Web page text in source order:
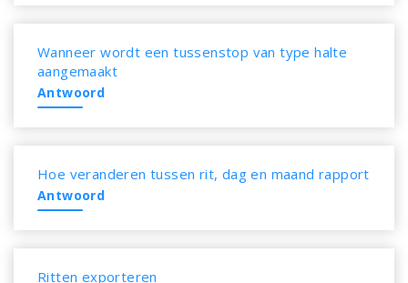
Wanneer wordt een tussenstop van type halte
aangemaakt
Antwoord
Hoe veranderen tussen rit, dag en maand rapport
Antwoord
Ritten exporteren